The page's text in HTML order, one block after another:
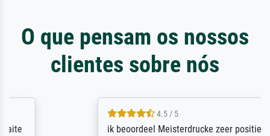
O que pensam os nossos
clientes sobre nós
4.5 / 5
ik beoordeel Meisterdrucke zeer positief.